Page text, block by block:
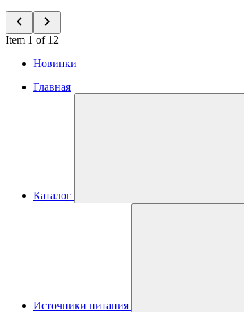
Item 1 of 12
Новинки
Главная
Каталог
Источники питания